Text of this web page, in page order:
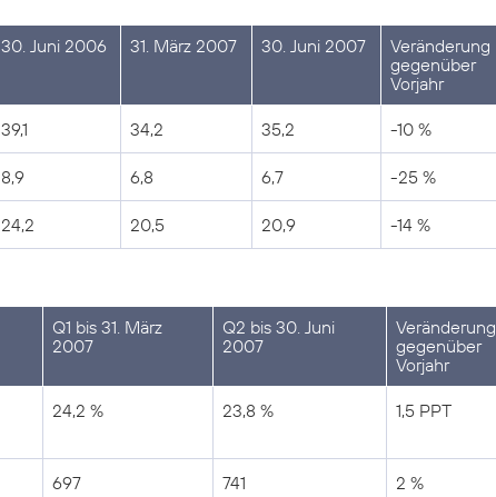
30. Juni 2006 31. März 2007 30. Juni 2007
Veränderung
gegenüber
Vorjahr
39,1 34,2 35,2 -10 %
8,9 6,8 6,7 -25 %
24,2 20,5 20,9 -14 %
Q1 bis 31. März
2007
Q2 bis 30. Juni
2007
Veränderung
gegenüber
Vorjahr
24,2 % 23,8 % 1,5 PPT
697 741 2 %